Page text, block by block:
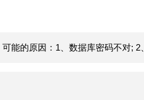
能的原因：1、数据库密码不对; 2